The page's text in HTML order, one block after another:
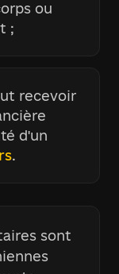
ou
;
recevoir
d'un
.
sont